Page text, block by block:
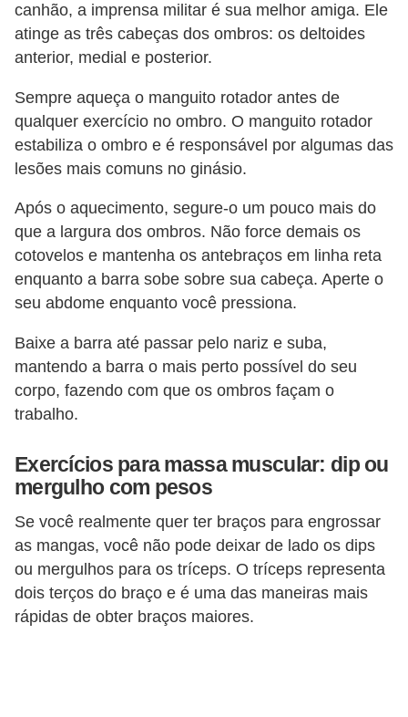
canhão, a imprensa militar é sua melhor amiga. Ele
atinge as três cabeças dos ombros: os deltoides
anterior, medial e posterior.
Sempre aqueça o manguito rotador antes de
qualquer exercício no ombro. O manguito rotador
estabiliza o ombro e é responsável por algumas das
lesões mais comuns no ginásio.
Após o aquecimento, segure-o um pouco mais do
que a largura dos ombros. Não force demais os
cotovelos e mantenha os antebraços em linha reta
enquanto a barra sobe sobre sua cabeça. Aperte o
seu abdome enquanto você pressiona.
Baixe a barra até passar pelo nariz e suba,
mantendo a barra o mais perto possível do seu
corpo, fazendo com que os ombros façam o
trabalho.
Exercícios para massa muscular: dip ou
mergulho com pesos
Se você realmente quer ter braços para engrossar
as mangas, você não pode deixar de lado os dips
ou mergulhos para os tríceps. O tríceps representa
dois terços do braço e é uma das maneiras mais
rápidas de obter braços maiores.